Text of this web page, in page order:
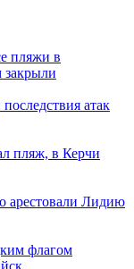
пляжи в
закрыли
атак
пляж, в Керчи
арестовали Лидию
флагом